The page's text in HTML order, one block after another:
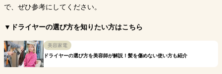
で、ぜひ参考にしてください。
▼ドライヤーの選び方を知りたい方はこちら
美容家電
ドライヤーの選び方を美容師が解説！髪を傷めない使い方も紹介
購入サイト
Amazon
楽天市場
Yahoo!
楽天市場